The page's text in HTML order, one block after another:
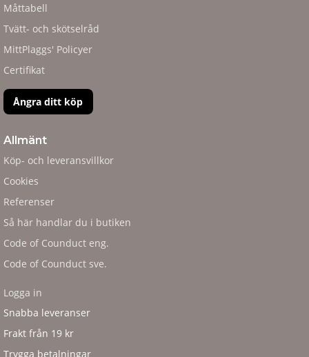
Måttabell
Tvätt- och skötselråd
MittPlaggs' Policyer
Certifikat
Ångra ditt köp
Allmänt
Köp- och leveransvillkor
Cookies
Referenser
Så här handlar du i butiken
Code of Counduct eng.
Code of Counduct sve.
Logga in
Snabba leveranser
Frakt från 19 kr
Trygga betalningar